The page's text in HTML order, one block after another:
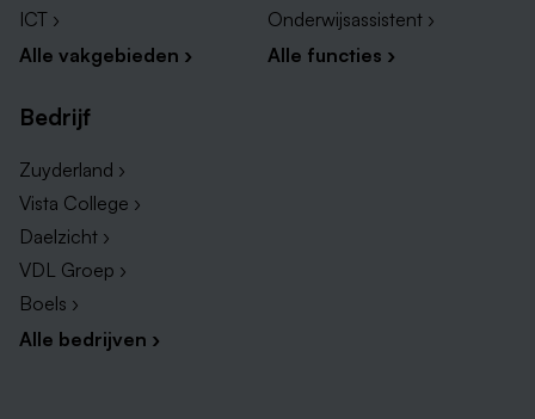
ICT ›
Alle vakgebieden ›
Onderwijsassistent ›
Alle functies ›
Bedrijf
Zuyderland ›
Vista College ›
Daelzicht ›
VDL Groep ›
Boels ›
Alle bedrijven ›